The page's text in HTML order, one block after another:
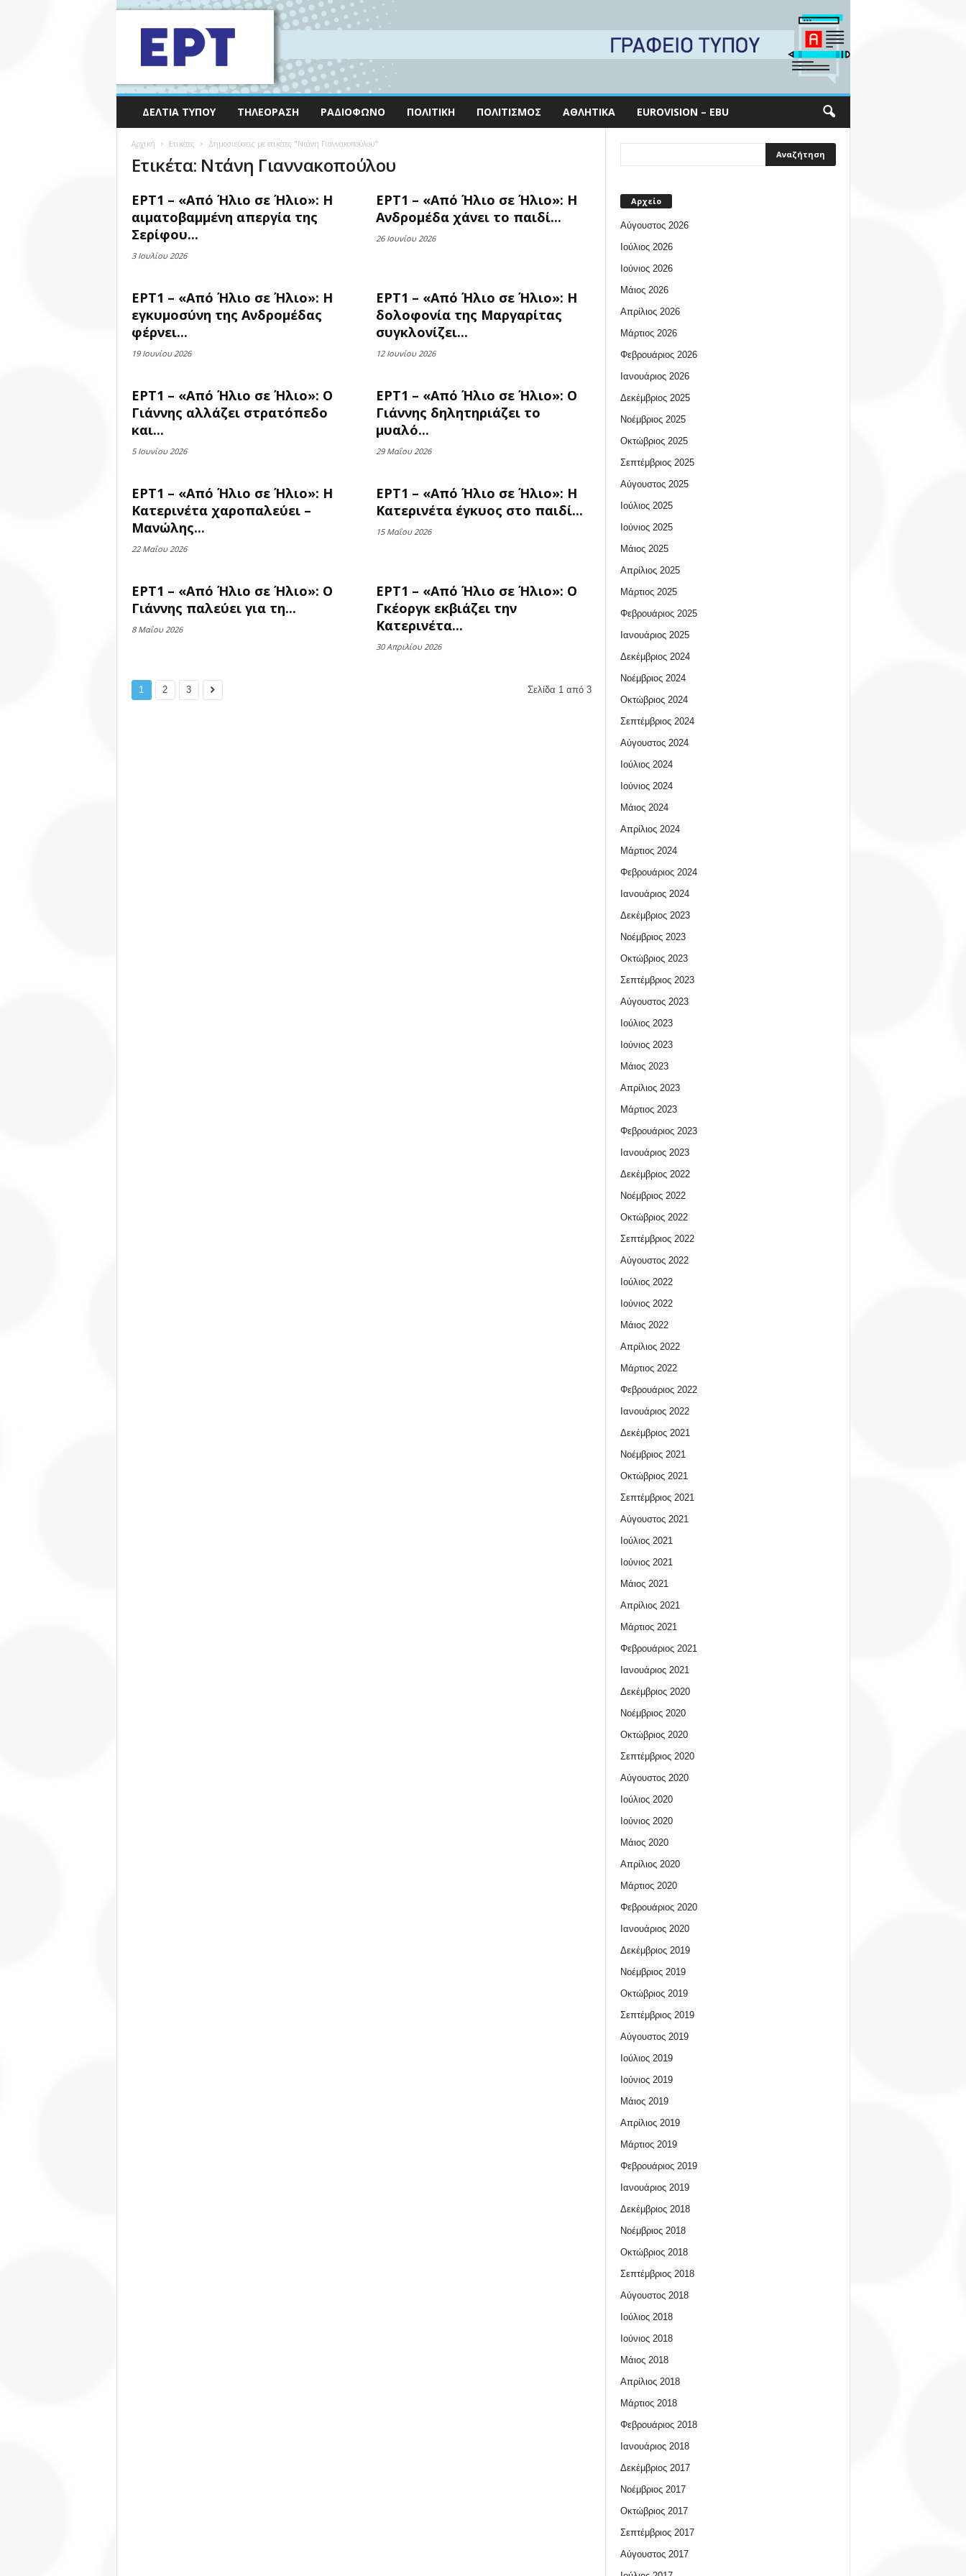
ΔΕΛΤΊΑ ΤΎΠΟΥ ΤΗΛΕΌΡΑΣΗ ΡΑΔΙΌΦΩΝΟ ΠΟΛΙΤΙΚΉ ΠΟΛΙΤΙΣΜΌΣ ΑΘΛΗΤΙΚΆ EUROVISION – EBU
Αρχική Ετικέτες Δημοσιεύσεις με ετικέτες "Ντάνη Γιαννακοπούλου"
Ετικέτα: Ντάνη Γιαννακοπούλου
ΕΡΤ1 – «Από Ήλιο σε Ήλιο»: Η
αιματοβαμμένη απεργία της
Σερίφου...
3 Ιουλίου 2026
ΕΡΤ1 – «Από Ήλιο σε Ήλιο»: Η
Ανδρομέδα χάνει το παιδί...
26 Ιουνίου 2026
ΕΡΤ1 – «Από Ήλιο σε Ήλιο»: Η
εγκυμοσύνη της Ανδρομέδας
φέρνει...
19 Ιουνίου 2026
ΕΡΤ1 – «Από Ήλιο σε Ήλιο»: Η
δολοφονία της Μαργαρίτας
συγκλονίζει...
12 Ιουνίου 2026
ΕΡΤ1 – «Από Ήλιο σε Ήλιο»: Ο
Γιάννης αλλάζει στρατόπεδο
και...
5 Ιουνίου 2026
ΕΡΤ1 – «Από Ήλιο σε Ήλιο»: Ο
Γιάννης δηλητηριάζει το
μυαλό...
29 Μαΐου 2026
ΕΡΤ1 – «Από Ήλιο σε Ήλιο»: Η
Κατερινέτα χαροπαλεύει –
Μανώλης...
22 Μαΐου 2026
ΕΡΤ1 – «Από Ήλιο σε Ήλιο»: Η
Κατερινέτα έγκυος στο παιδί...
15 Μαΐου 2026
ΕΡΤ1 – «Από Ήλιο σε Ήλιο»: Ο
Γιάννης παλεύει για τη...
8 Μαΐου 2026
ΕΡΤ1 – «Από Ήλιο σε Ήλιο»: Ο
Γκέοργκ εκβιάζει την
Κατερινέτα...
30 Απριλίου 2026
1 2 3 Σελίδα 1 από 3
Αρχείο
Αύγουστος 2026
Ιούλιος 2026
Ιούνιος 2026
Μάιος 2026
Απρίλιος 2026
Μάρτιος 2026
Φεβρουάριος 2026
Ιανουάριος 2026
Δεκέμβριος 2025
Νοέμβριος 2025
Οκτώβριος 2025
Σεπτέμβριος 2025
Αύγουστος 2025
Ιούλιος 2025
Ιούνιος 2025
Μάιος 2025
Απρίλιος 2025
Μάρτιος 2025
Φεβρουάριος 2025
Ιανουάριος 2025
Δεκέμβριος 2024
Νοέμβριος 2024
Οκτώβριος 2024
Σεπτέμβριος 2024
Αύγουστος 2024
Ιούλιος 2024
Ιούνιος 2024
Μάιος 2024
Απρίλιος 2024
Μάρτιος 2024
Φεβρουάριος 2024
Ιανουάριος 2024
Δεκέμβριος 2023
Νοέμβριος 2023
Οκτώβριος 2023
Σεπτέμβριος 2023
Αύγουστος 2023
Ιούλιος 2023
Ιούνιος 2023
Μάιος 2023
Απρίλιος 2023
Μάρτιος 2023
Φεβρουάριος 2023
Ιανουάριος 2023
Δεκέμβριος 2022
Νοέμβριος 2022
Οκτώβριος 2022
Σεπτέμβριος 2022
Αύγουστος 2022
Ιούλιος 2022
Ιούνιος 2022
Μάιος 2022
Απρίλιος 2022
Μάρτιος 2022
Φεβρουάριος 2022
Ιανουάριος 2022
Δεκέμβριος 2021
Νοέμβριος 2021
Οκτώβριος 2021
Σεπτέμβριος 2021
Αύγουστος 2021
Ιούλιος 2021
Ιούνιος 2021
Μάιος 2021
Απρίλιος 2021
Μάρτιος 2021
Φεβρουάριος 2021
Ιανουάριος 2021
Δεκέμβριος 2020
Νοέμβριος 2020
Οκτώβριος 2020
Σεπτέμβριος 2020
Αύγουστος 2020
Ιούλιος 2020
Ιούνιος 2020
Μάιος 2020
Απρίλιος 2020
Μάρτιος 2020
Φεβρουάριος 2020
Ιανουάριος 2020
Δεκέμβριος 2019
Νοέμβριος 2019
Οκτώβριος 2019
Σεπτέμβριος 2019
Αύγουστος 2019
Ιούλιος 2019
Ιούνιος 2019
Μάιος 2019
Απρίλιος 2019
Μάρτιος 2019
Φεβρουάριος 2019
Ιανουάριος 2019
Δεκέμβριος 2018
Νοέμβριος 2018
Οκτώβριος 2018
Σεπτέμβριος 2018
Αύγουστος 2018
Ιούλιος 2018
Ιούνιος 2018
Μάιος 2018
Απρίλιος 2018
Μάρτιος 2018
Φεβρουάριος 2018
Ιανουάριος 2018
Δεκέμβριος 2017
Νοέμβριος 2017
Οκτώβριος 2017
Σεπτέμβριος 2017
Αύγουστος 2017